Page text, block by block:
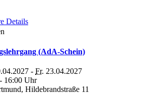
Details
(AdA-Schein)
- Fr. 23.04.2027
16:00 Uhr
Hildebrandstraße 11